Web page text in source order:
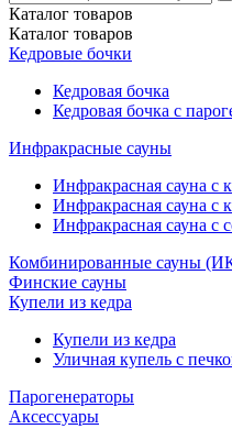
Каталог товаров
Каталог товаров
Кедровые бочки
Кедровая бочка
Кедровая бочка с
Инфракрасные сауны
Инфракрасная сауна с
Инфракрасная сауна с
Инфракрасная сауна с
Комбинированные сауны
Финские сауны
Купели из кедра
Купели из кедра
Уличная купель с
Парогенераторы
Аксессуары